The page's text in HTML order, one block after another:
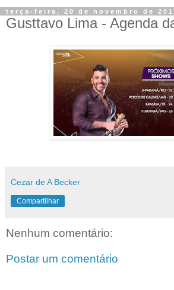
terça-feira, 20 de novembro de
Gusttavo Lima - Agenda
Cezar de A Becker
Compartilhar
Nenhum comentário:
Postar um comentário